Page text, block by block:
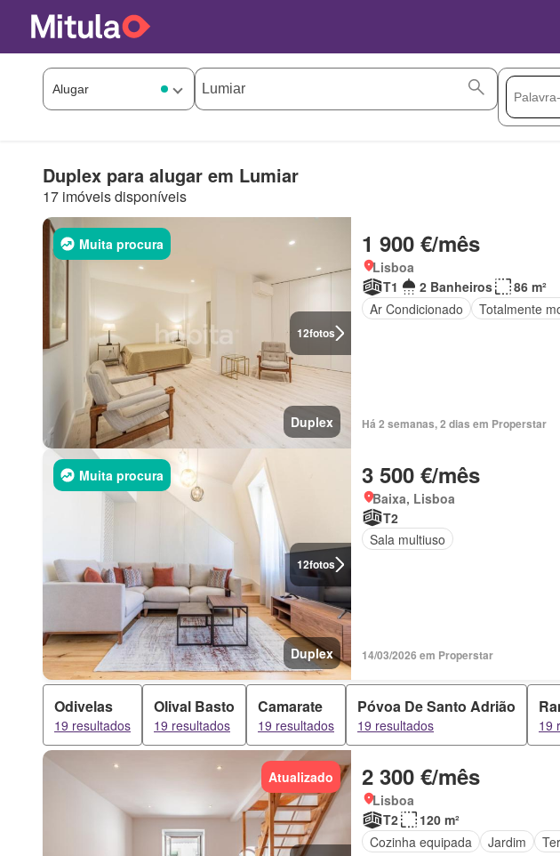
Duplex para alugar em Lumiar
17 imóveis disponíveis
12fotos
Muita procura
Duplex
1 900 €/mês
Lisboa
T1
2 Banheiros
86 m²
Ar Condicionado
Totalmente
Há 2 semanas, 2 dias em Properstar
12fotos
Muita procura
Duplex
3 500 €/mês
Baixa, Lisboa
T2
Sala multiuso
14/03/2026 em Properstar
Odivelas
19 resultados
Olival Basto
19 resultados
Camarate
19 resultados
Póvoa De Santo Adrião
19 resultados 19
Atualizado 2 300 €/mês
Lisboa
T2
120 m²
Cozinha equipada
Jardim